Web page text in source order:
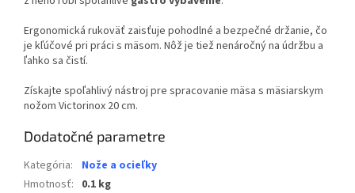
Ergonomická rukoväť zaisťuje pohodlné a bezpečné držanie, čo
je kľúčové pri práci s mäsom. Nôž je tiež nenáročný na údržbu a
ľahko sa čistí.
Získajte spoľahlivý nástroj pre spracovanie mäsa s mäsiarskym
nožom Victorinox 20 cm.
Dodatočné parametre
Kategória:
Nože a ocieľky
Hmotnosť: 0.1 kg